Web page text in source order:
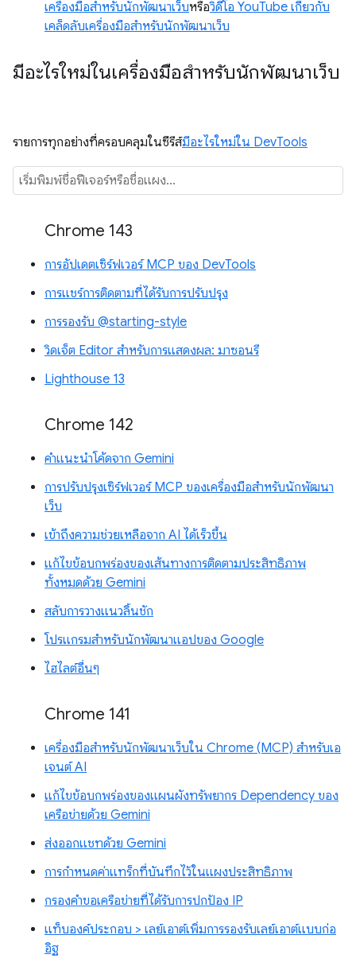
เครื่องมือสำหรับนักพัฒนาเว็บหรือวิดีโอ YouTube เกี่ยวกับ
เคล็ดลับเครื่องมือสำหรับนักพัฒนาเว็บ
มีอะไรใหม่ในเครื่องมือสำหรับนักพัฒนาเว็บ
รายการทุกอย่างที่ครอบคลุมในซีรีส์มีอะไรใหม่ใน DevTools
Chrome 143
การอัปเดตเซิร์ฟเวอร์ MCP ของ DevTools
การแชร์การติดตามที่ได้รับการปรับปรุง
การรองรับ @starting-style
วิดเจ็ต Editor สำหรับการแสดงผล: มาซอนรี
Lighthouse 13
Chrome 142
คำแนะนำโค้ดจาก Gemini
การปรับปรุงเซิร์ฟเวอร์ MCP ของเครื่องมือสำหรับนักพัฒนา
เว็บ
เข้าถึงความช่วยเหลือจาก AI ได้เร็วขึ้น
แก้ไขข้อบกพร่องของเส้นทางการติดตามประสิทธิภาพ
ทั้งหมดด้วย Gemini
สลับการวางแนวลิ้นชัก
โปรแกรมสำหรับนักพัฒนาแอปของ Google
ไฮไลต์อื่นๆ
Chrome 141
เครื่องมือสำหรับนักพัฒนาเว็บใน Chrome (MCP) สำหรับเอ
เจนต์ AI
แก้ไขข้อบกพร่องของแผนผังทรัพยากร Dependency ของ
เครือข่ายด้วย Gemini
ส่งออกแชทด้วย Gemini
การกำหนดค่าแทร็กที่บันทึกไว้ในแผงประสิทธิภาพ
กรองคำขอเครือข่ายที่ได้รับการปกป้อง IP
แท็บองค์ประกอบ > เลย์เอาต์เพิ่มการรองรับเลย์เอาต์แบบก่อ
อิฐ